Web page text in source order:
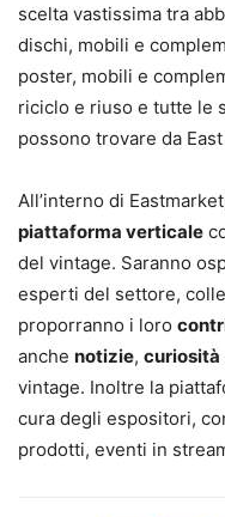
scelta vastissima tra
dischi, mobili e
poster, mobili e
riciclo e riuso e tutte le
possono trovare da
All’interno di
piattaforma verticale
del vintage. Saranno
esperti del settore,
proporranno i loro
anche notizie, curiosità
vintage. Inoltre la
cura degli espositori,
prodotti, eventi in